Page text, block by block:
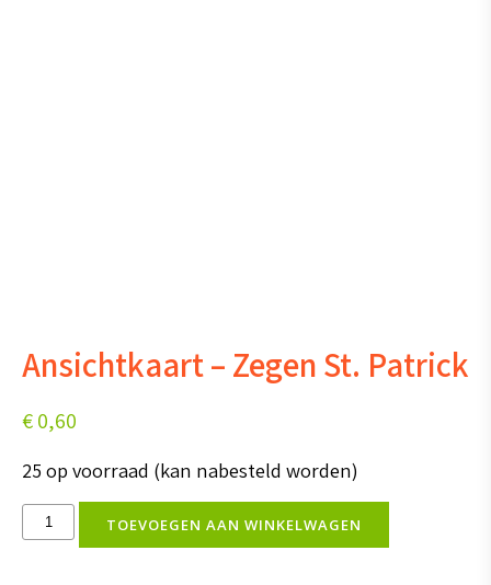
Ansichtkaart – Zegen St. Patrick
€0,60
25 op voorraad (kan nabesteld worden)
AnsichtkaartTOEVOEGEN AAN WINKELWAGEN